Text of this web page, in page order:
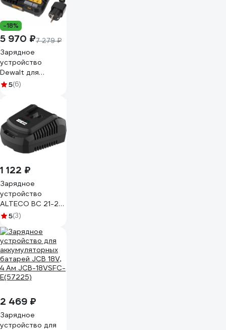
-18%
5 970 ₽7 279 ₽
Зарядное
устройство
Dewalt для
сдвижных батарей
12/20/60 В, ток 4A
DCB1104
5(6)
1 122 ₽
Зарядное
устройство
ALTECO BC 21-24
F 86455
5(3)
2 469 ₽
Зарядное
устройство для